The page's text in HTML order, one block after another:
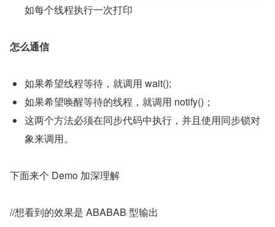
如每个线程执行一次打印
怎么通信
如果希望线程等待，就调用 wait();
如果希望唤醒等待的线程，就调用 notify()；
这两个方法必须在同步代码中执行，并且使用同步锁对
象来调用。
下面来个 Demo 加深理解
//想看到的效果是 ABABAB 型输出